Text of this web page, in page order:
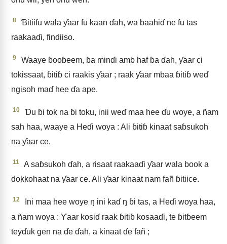
8
Ɓitiifu wala ƴaar fu kaan ɗah, wa baahiɗ ne fu tas
raakaaɗi, findiiso.
9
Waaye ɓooɓeem, ɓa minɗi amb haf ɓa ɗah, ƴaar ci
tokissaat, ɓitiɓ ci raakis ƴaar ; raak ƴaar mbaa ɓitiɓ weɗ
ngisoh maɗ hee ɗa ape.
10
Ɗu ɓi tok na ɓi toku, inii weɗ maa hee ɗu woye, a ñam
sah haa, waaye a Heɗi woya : Ali ɓitiɓ kinaat saɓsukoh
na ƴaar ce.
11
A saɓsukoh ɗah, a risaat raakaaɗi ƴaar wala book a
dokkohaat na ƴaar ce. Ali ƴaar kinaat nam fañ ɓitiice.
12
Ini maa hee woye ŋ ini kaɗ ŋ ɓi tas, a Heɗi woya haa,
a ñam woya : Ƴaar kosiɗ raak ɓitiɓ kosaaɗi, te ɓitɓeem
teyɗuk gen na ɗe ɗah, a kinaat ɗe fañ ;